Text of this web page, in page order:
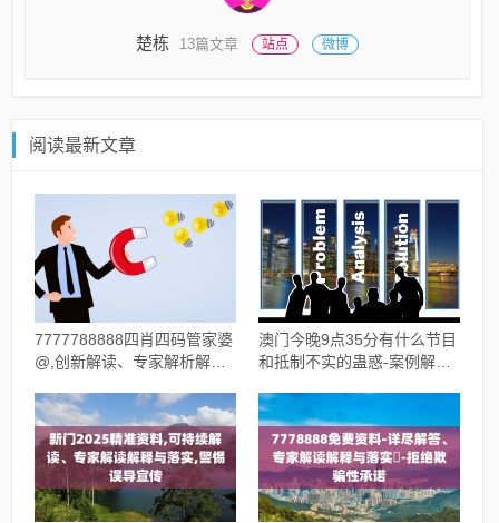
楚栋 13篇文章 站点 微博
阅读最新文章
7777788888四肖四码管家婆
@,创新解读、专家解析解释
澳门今晚9点35分有什么节目
和抵制不实的蛊惑-案例解